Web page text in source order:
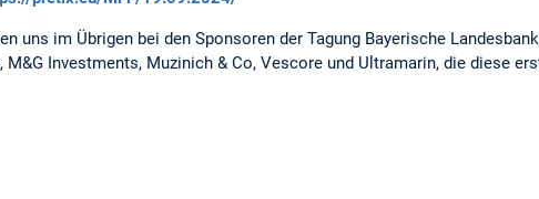
uns im Übrigen bei den Sponsoren der Tagung Bayerische
Investments, Muzinich & Co, Vescore und Ultramarin, die diese